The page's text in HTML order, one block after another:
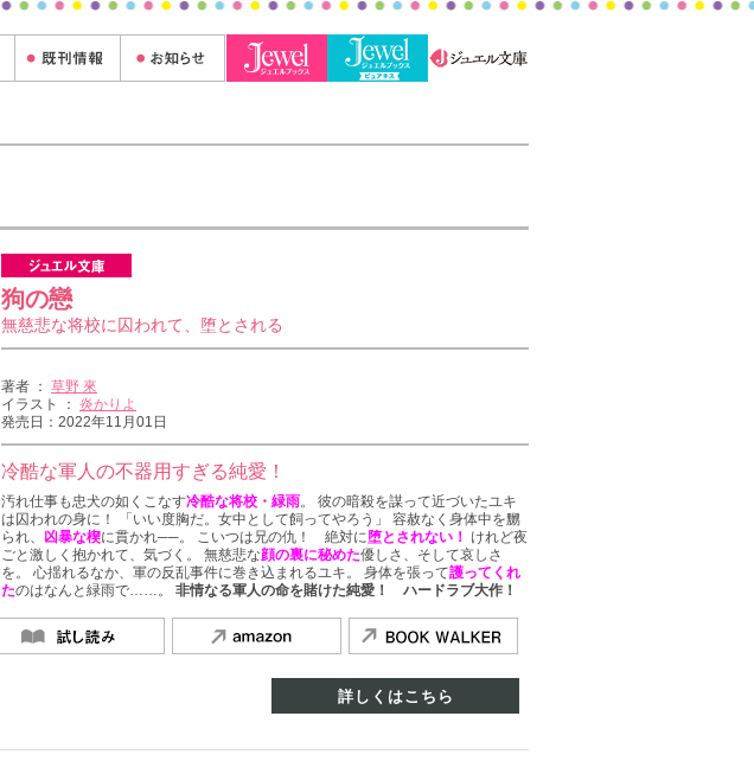
狗の戀
無慈悲な将校に囚われて、堕とされる
著者 ： 草野 來
イラスト ： 炎かりよ
発売日：2022年11月01日
冷酷な軍人の不器用すぎる純愛！
汚れ仕事も忠犬の如くこなす冷酷な将校・緑雨。 彼の暗殺を謀って近づいたユキ
は囚われの身に！ 「いい度胸だ。女中として飼ってやろう」 容赦なく身体中を嬲
られ、 凶暴な楔に貫かれ──。 こいつは兄の仇！ 絶対に堕とされない！
けれど夜
ごと激しく抱かれて、気づく。 無慈悲な顔の裏に秘めた優しさ、そして哀しさ
を。 心揺れるなか、軍の反乱事件に巻き込まれるユキ。 身体を張って護ってくれ
たのはなんと緑雨で……。 非情なる軍人の命を賭けた純愛！ ハードラブ大作！
詳しくはこちら